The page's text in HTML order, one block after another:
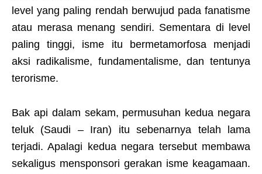
level yang paling rendah berwujud pada fanatisme
atau merasa menang sendiri. Sementara di level
paling tinggi, isme itu bermetamorfosa menjadi
aksi radikalisme, fundamentalisme, dan tentunya
terorisme.
Bak api dalam sekam, permusuhan kedua negara
teluk (Saudi – Iran) itu sebenarnya telah lama
terjadi. Apalagi kedua negara tersebut membawa
sekaligus mensponsori gerakan isme keagamaan.